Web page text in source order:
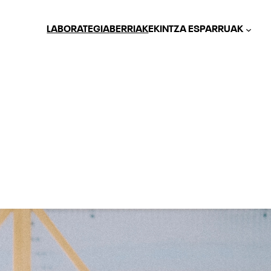
LABORATEGIABERRIAKEKINTZA ESPARRUAK